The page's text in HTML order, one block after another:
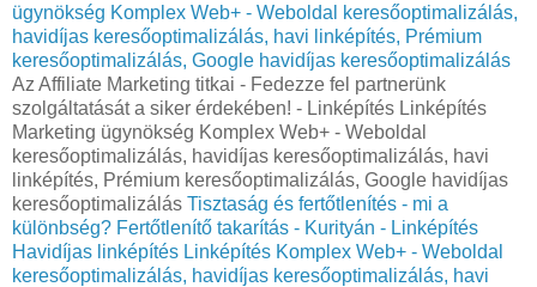
ügynökség Komplex Web+ - Weboldal keresőoptimalizálás,
havidíjas keresőoptimalizálás, havi linképítés, Prémium
keresőoptimalizálás, Google havidíjas keresőoptimalizálás
Az Affiliate Marketing titkai - Fedezze fel partnerünk
szolgáltatását a siker érdekében! - Linképítés Linképítés
Marketing ügynökség Komplex Web+ - Weboldal
keresőoptimalizálás, havidíjas keresőoptimalizálás, havi
linképítés, Prémium keresőoptimalizálás, Google havidíjas
keresőoptimalizálás Tisztaság és fertőtlenítés - mi a
különbség? Fertőtlenítő takarítás - Kurityán - Linképítés
Havidíjas linképítés Linképítés Komplex Web+ - Weboldal
keresőoptimalizálás, havidíjas keresőoptimalizálás, havi